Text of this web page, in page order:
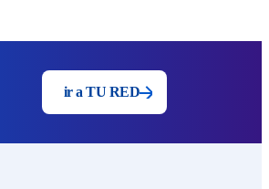
ir a TU RED